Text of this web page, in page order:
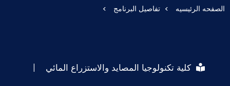
الصفحه الرئيسيه تفاصيل البرنامج
كلية تكنولوجيا المصايد والاستزراع المائي |